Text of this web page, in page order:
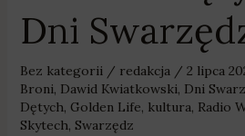
Dni
Bez kategorii/ redakcja / 2 lipca
Broni, Dawid Kwiatkowski, Dni
Dętych, Golden Life, kultura, Radio
Skytech, Swarzędz